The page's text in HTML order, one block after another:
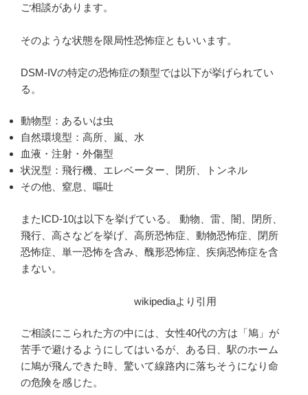
ご相談があります。
そのような状態を限局性恐怖症ともいいます。
DSM-IVの特定の恐怖症の類型では以下が挙げられてい
る。
動物型：あるいは虫
自然環境型：高所、嵐、水
血液・注射・外傷型
状況型：飛行機、エレベーター、閉所、トンネル
その他、窒息、嘔吐
またICD-10は以下を挙げている。 動物、雷、闇、閉所、
飛行、高さなどを挙げ、高所恐怖症、動物恐怖症、閉所
恐怖症、単一恐怖を含み、醜形恐怖症、疾病恐怖症を含
まない。
wikipediaより引用
ご相談にこられた方の中には、女性40代の方は「鳩」が
苦手で避けるようにしてはいるが、ある日、駅のホーム
に鳩が飛んできた時、驚いて線路内に落ちそうになり命
の危険を感じた。